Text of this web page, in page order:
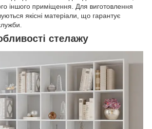
іншого приміщення. Для виготовлення
якісні матеріали, що гарантує
стелажу